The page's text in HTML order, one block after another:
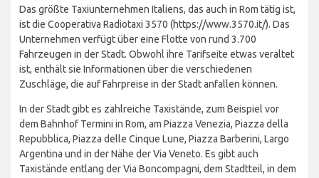
Das größte Taxiunternehmen Italiens, das auch in Rom tätig ist,
ist die Cooperativa Radiotaxi 3570 (https://www.3570.it/). Das
Unternehmen verfügt über eine Flotte von rund 3.700
Fahrzeugen in der Stadt. Obwohl ihre Tarifseite etwas veraltet
ist, enthält sie Informationen über die verschiedenen
Zuschläge, die auf Fahrpreise in der Stadt anfallen können.
In der Stadt gibt es zahlreiche Taxistände, zum Beispiel vor
dem Bahnhof Termini in Rom, am Piazza Venezia, Piazza della
Repubblica, Piazza delle Cinque Lune, Piazza Barberini, Largo
Argentina und in der Nähe der Via Veneto. Es gibt auch
Taxistände entlang der Via Boncompagni, dem Stadtteil, in dem